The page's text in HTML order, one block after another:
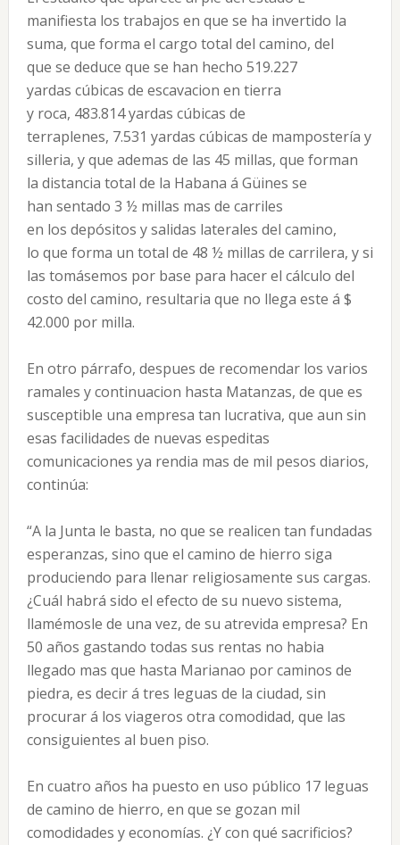
manifiesta los trabajos en que se ha invertido la
suma, que forma el cargo total del camino, del
que se deduce que se han hecho 519.227
yardas cúbicas de escavacion en tierra
y roca, 483.814 yardas cúbicas de
terraplenes, 7.531 yardas cúbicas de mampostería y
silleria, y que ademas de las 45 millas, que forman
la distancia total de la Habana á Güines se
han sentado 3 ½ millas mas de carriles
en los depósitos y salidas laterales del camino,
lo que forma un total de 48 ½ millas de carrilera, y si
las tomásemos por base para hacer el cálculo del
costo del camino, resultaria que no llega este á $
42.000 por milla.
En otro párrafo, despues de recomendar los varios
ramales y continuacion hasta Matanzas, de que es
susceptible una empresa tan lucrativa, que aun sin
esas facilidades de nuevas espeditas
comunicaciones ya rendia mas de mil pesos diarios,
continúa:
“A la Junta le basta, no que se realicen tan fundadas
esperanzas, sino que el camino de hierro siga
produciendo para llenar religiosamente sus cargas.
¿Cuál habrá sido el efecto de su nuevo sistema,
llamémosle de una vez, de su atrevida empresa? En
50 años gastando todas sus rentas no habia
llegado mas que hasta Marianao por caminos de
piedra, es decir á tres leguas de la ciudad, sin
procurar á los viageros otra comodidad, que las
consiguientes al buen piso.
En cuatro años ha puesto en uso público 17 leguas
de camino de hierro, en que se gozan mil
comodidades y economías. ¿Y con qué sacrificios?